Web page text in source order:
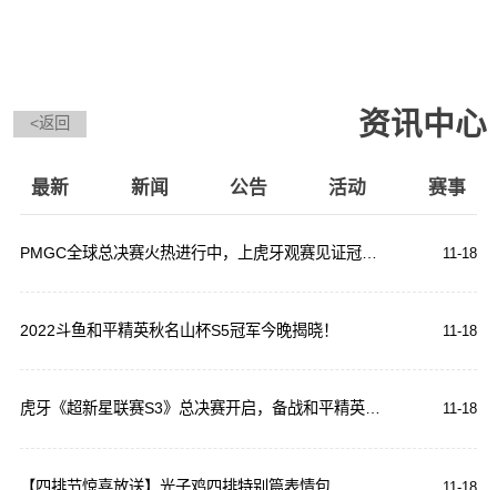
<返回 资讯中心
最新 新闻 公告 活动 赛事
PMGC全球总决赛火热进行中，上虎牙观赛见证冠军诞生 11-18
2022斗鱼和平精英秋名山杯S5冠军今晚揭晓！ 11-18
虎牙《超新星联赛S3》总决赛开启，备战和平精英全国大赛 11-18
【四排节惊喜放送】光子鸡四排特别篇表情包